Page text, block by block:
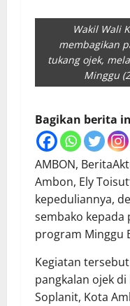
Wakil Wali
membagikan
tukang ojek,
Minggu
Bagikan berita
AMBON,
Ambon, Ely
kepeduliannya,
sembako kepada
program Minggu
Kegiatan
pangkalan ojek di
Soplanit, Kota